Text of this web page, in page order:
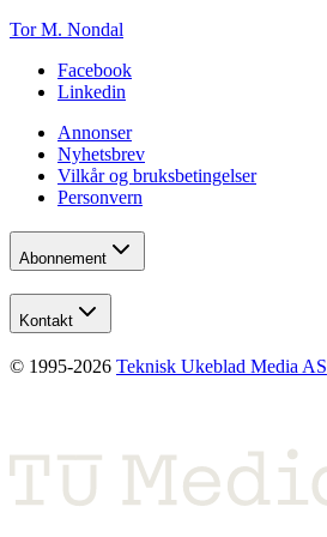
Tor M. Nondal
Facebook
Linkedin
Annonser
Nyhetsbrev
Vilkår og bruksbetingelser
Personvern
Abonnement
Kontakt
© 1995-2026 Teknisk Ukeblad Media AS